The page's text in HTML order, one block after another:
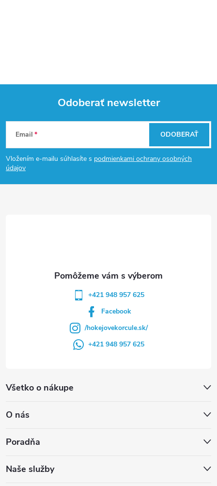
Z
á
p
Odoberať newsletter
Email
Vložením e-mailu súhlasíte s podmienkami ochrany osobných
údajov
ODOBERAŤ
Všetko o nákupe
O nás
Poradňa
Naše služby
+421 948 957 625
Facebook
/hokejovekorcule.sk/
+421 948 957 625